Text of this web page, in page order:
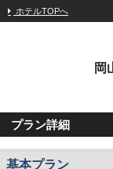
ホテルTOPへ
岡
プラン詳細
基本プラン